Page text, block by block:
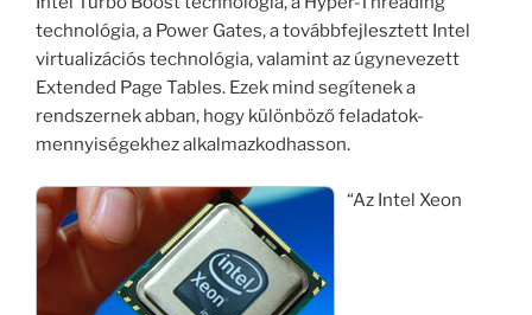
technológia, a Power Gates, a továbbfejlesztett Intel
virtualizációs technológia, valamint az úgynevezett
Extended Page Tables. Ezek mind segítenek a
rendszernek abban, hogy különböző feladatok-
mennyiségekhez alkalmazkodhasson.
“Az Intel Xeon